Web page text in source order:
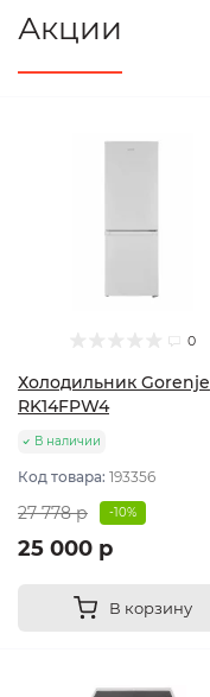
Акции
0
Холодильник Gorenje
RK14FPW4
В наличии
Код товара: 193356
27 778 р -10%
25 000 р
В корзину